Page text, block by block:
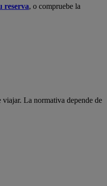
reserva, o compruebe la
viajar. La normativa depende de